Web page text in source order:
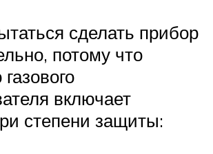
сделать прибор
потому что
включает
степени защиты: